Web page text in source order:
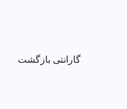
گارانتی بازگشت